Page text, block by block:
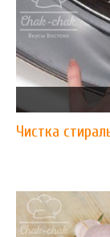
Чистка